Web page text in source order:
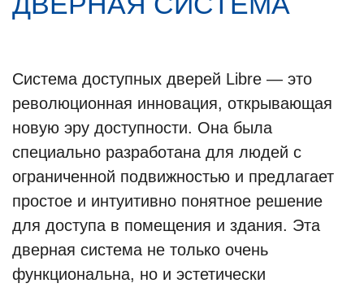
Система доступных дверей Libre — это
революционная инновация, открывающая
новую эру доступности. Она была
специально разработана для людей с
ограниченной подвижностью и предлагает
простое и интуитивно понятное решение
для доступа в помещения и здания. Эта
дверная система не только очень
функциональна, но и эстетически